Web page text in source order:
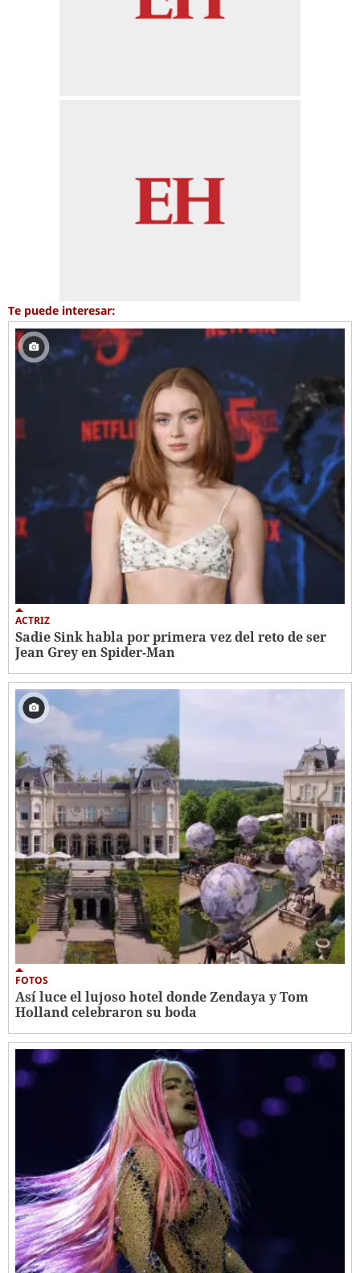
Te puede interesar:
ACTRIZ
Sadie Sink habla por primera vez del reto de ser
Jean Grey en Spider-Man
FOTOS
Así luce el lujoso hotel donde Zendaya y Tom
Holland celebraron su boda